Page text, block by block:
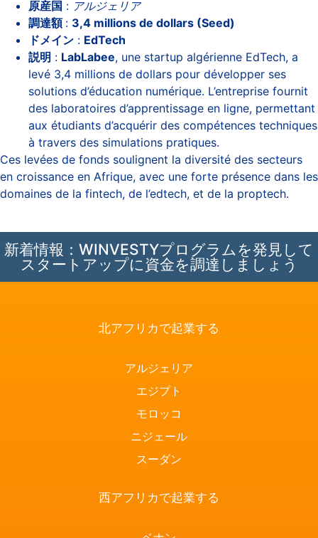
原産国 : アルジェリア
調達額 : 3,4 millions de dollars (Seed)
ドメイン : EdTech
説明 : LabLabee, une startup algérienne EdTech, a
levé 3,4 millions de dollars pour développer ses
solutions d’éducation numérique. L’entreprise fournit
des laboratoires d’apprentissage en ligne, permettant
aux étudiants d’acquérir des compétences techniques
à travers des simulations pratiques.
Ces levées de fonds soulignent la diversité des secteurs
en croissance en Afrique, avec une forte présence dans les
domaines de la fintech, de l’edtech, et de la proptech.
新着情報：WINVESTYプログラムを発見して
スタートアップに資金を調達しましょう
北アフリカで起業する
アルジェリア
エジプト
モロッコ
ニジェール
スーダン
西アフリカで起業する